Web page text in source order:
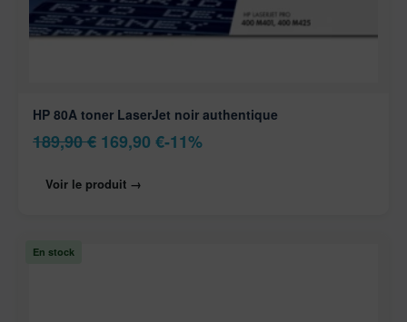
HP 80A toner LaserJet noir authentique
189,90€ 169,90 €-11%
Voir le produit →
En stock